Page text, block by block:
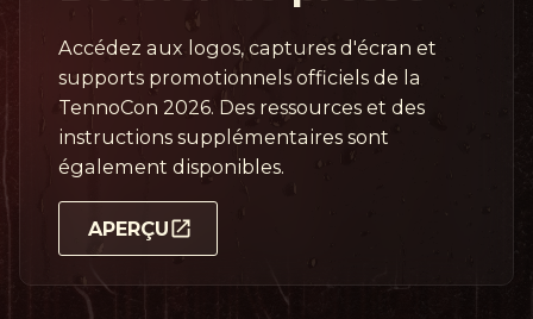
Accédez aux logos, captures d'écran et
supports promotionnels officiels de la
TennoCon 2026. Des ressources et des
instructions supplémentaires sont
également disponibles.
APERÇU